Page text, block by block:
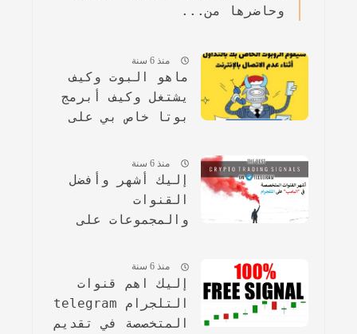
وحاضرها من...
منذ 6 سنة
ماهو البوت وكيف
يشتغل وكيف أبرمج
بوتا خاص بي على
منذ 6 سنة
إليك أشهر وأفضل
القنوات
والمجموعات على
في البامب.
منذ 6 سنة
إليك اهم قنوات
التلجرام telegram
المتخصصة في تقديم